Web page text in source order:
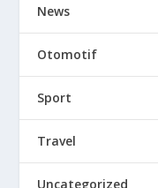
News
Otomotif
Sport
Travel
Uncategorized